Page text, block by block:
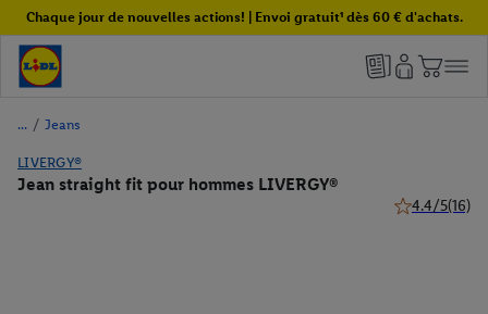
Chaque jour de nouvelles actions! | Envoi gratuit¹ dès 60 € d'achats.
/ Jeans
LIVERGY®
Jean straight fit pour hommes LIVERGY®
4.4/5(16)